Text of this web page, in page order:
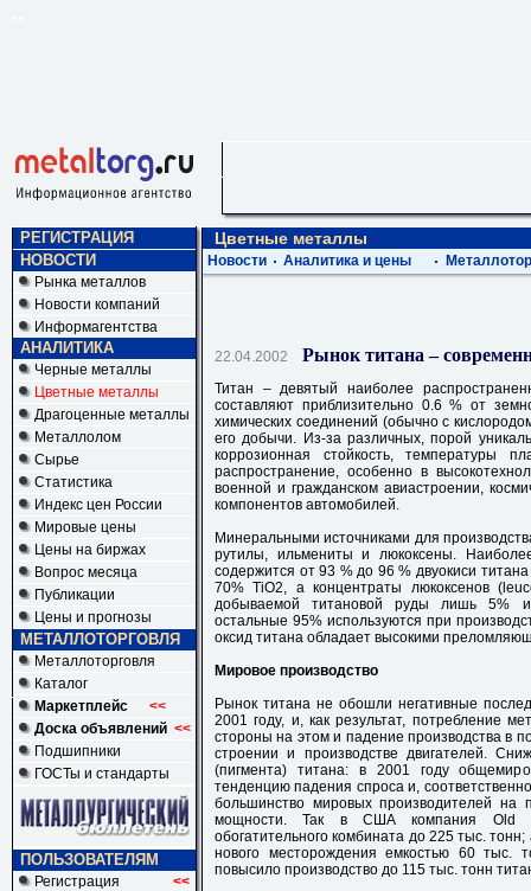
РЕГИСТРАЦИЯ
НОВОСТИ
Рынка металлов
Новости компаний
Информагентства
АНАЛИТИКА
Черные металлы
Цветные металлы
Драгоценные металлы
Металлолом
Сырье
Статистика
Индекс цен России
Мировые цены
Цены на биржах
Вопрос месяца
Публикации
Цены и прогнозы
МЕТАЛЛОТОРГОВЛЯ
Металлоторговля
Каталог
Маркетплейс
<<
Доска объявлений <<
Подшипники
ГОСТы и стандарты
ПОЛЬЗОВАТЕЛЯМ
Регистрация <<
Цветные металлы
Новости Аналитика и цены
22.04.2002 Рынок титана –
Титан – девятый наиболее
составляют приблизительно 0.6 % от
химических соединений (обычно с
его добычи. Из-за различных, порой
коррозионная стойкость, температуры
распространение, особенно в
военной и гражданском авиастроении,
компонентов автомобилей.
Минеральными источниками для
рутилы, ильмениты и люкоксены.
содержится от 93 % до 96 % двуокиси
70% TiO2, а концентраты люкоксенов
добываемой титановой руды лишь 5%
остальные 95% используются при
оксид титана обладает высокими
Мировое производство
Рынок титана не обошли негативные
2001 году, и, как результат, потребление
стороны на этом и падение производства в
строении и производстве двигателей.
(пигмента) титана: в 2001 году
тенденцию падения спроса и,
большинство мировых производителей
мощности. Так в США компания Old
обогатительного комбината до 225 тыс.
нового месторождения емкостью 60
повысило производство до 115 тыс. тонн